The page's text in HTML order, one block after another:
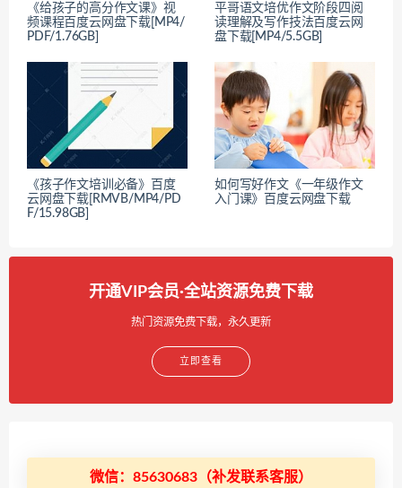
《给孩子的高分作文课》视
频课程百度云网盘下载[MP4/
PDF/1.76GB]
平哥语文培优作文阶段四阅
读理解及写作技法百度云网
盘下载[MP4/5.5GB]
《孩子作文培训必备》百度
云网盘下载[RMVB/MP4/PD
F/15.98GB]
如何写好作文《一年级作文
入门课》百度云网盘下载
开通VIP会员·全站资源免费下载
热门资源免费下载，永久更新
立即查看
微信：85630683（补发联系客服）